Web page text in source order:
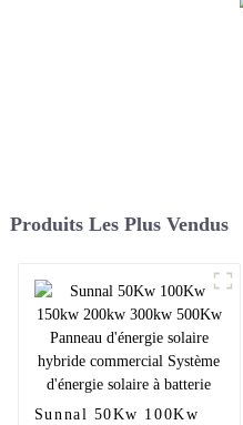
Produits Les Plus Vendus
Sunnal 50Kw 100Kw